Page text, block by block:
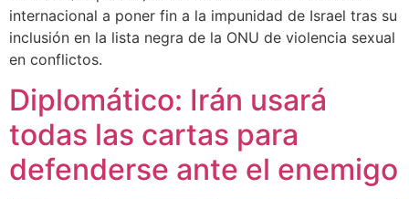
internacional a poner fin a la impunidad de Israel tras su
inclusión en la lista negra de la ONU de violencia sexual
en conflictos.
Diplomático: Irán usará
todas las cartas para
defenderse ante el enemigo